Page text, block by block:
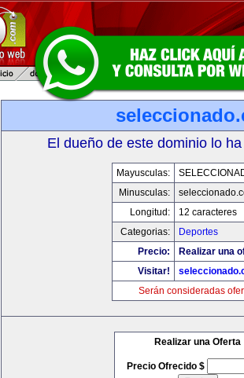
El dueño de este dominio lo
Mayusculas:
Minusculas:
Longitud:
12 caracteres
Categorias:
Deportes
Precio:
Realizar una
Visitar!
Serán consideradas
Realizar una Oferta
Precio Ofrecido $